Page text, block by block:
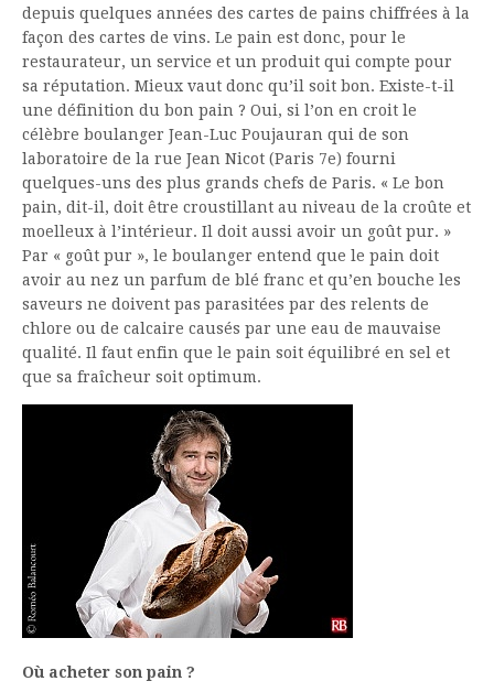
depuis quelques années des cartes de pains chiffrées à la
façon des cartes de vins. Le pain est donc, pour le
restaurateur, un service et un produit qui compte pour
sa réputation. Mieux vaut donc qu’il soit bon. Existe-t-il
une définition du bon pain ? Oui, si l’on en croit le
célèbre boulanger Jean-Luc Poujauran qui de son
laboratoire de la rue Jean Nicot (Paris 7e) fourni
quelques-uns des plus grands chefs de Paris. « Le bon
pain, dit-il, doit être croustillant au niveau de la croûte et
moelleux à l’intérieur. Il doit aussi avoir un goût pur. »
Par « goût pur », le boulanger entend que le pain doit
avoir au nez un parfum de blé franc et qu’en bouche les
saveurs ne doivent pas parasitées par des relents de
chlore ou de calcaire causés par une eau de mauvaise
qualité. Il faut enfin que le pain soit équilibré en sel et
que sa fraîcheur soit optimum.
Où acheter son pain ?